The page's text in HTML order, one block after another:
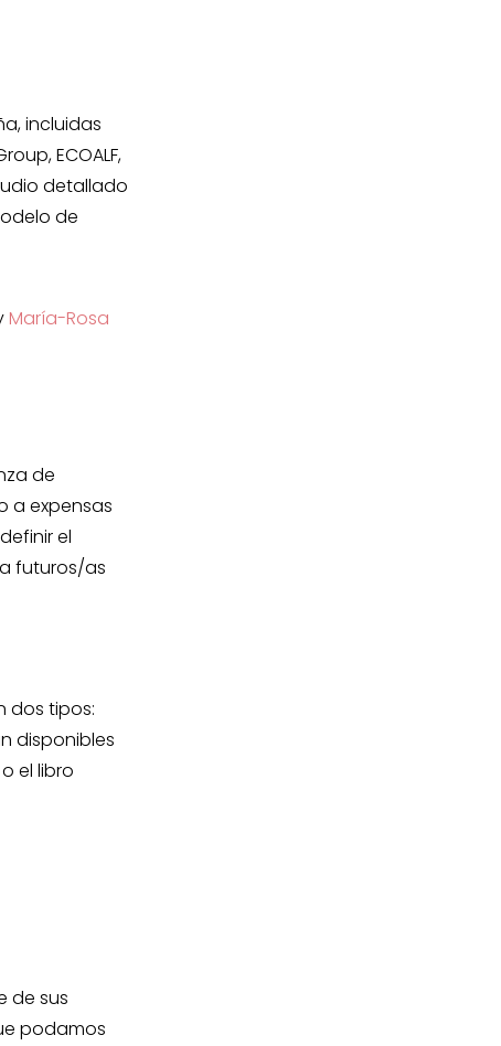
incluidas
ECOALF,
detallado
de
María-Rosa
de
a expensas
el
futuros/as
dos tipos:
disponibles
el libro
de sus
podamos